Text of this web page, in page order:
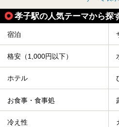
孝子駅の人気テーマから探
宿泊
格安（1,000円以下）
ホテル
お食事・食事処
冷え性